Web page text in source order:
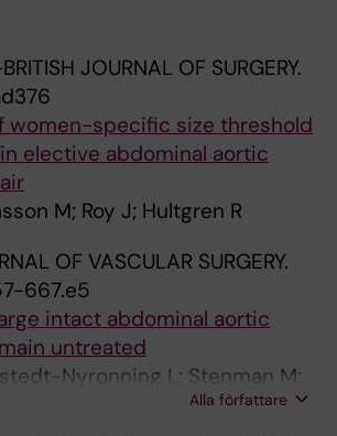
JOURNAL OF SURGERY.
women-specific size threshold
elective abdominal aortic
M; Roy J; Hultgren R
OF VASCULAR SURGERY.
667.e5
intact abdominal aortic
untreated
Nyronning L; Stenman M;
Alla författare